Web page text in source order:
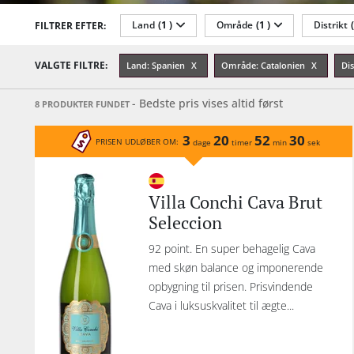
til
FILTRER EFTER: Land (1 ) Område (1 ) Distrikt
Årgang Sødmegrad Tannin
VALGTE FILTRE: Land: Spanien Område: Catalonien
8 PRODUKTER FUNDET - Bedste pris vises altid først
PRISEN UDLØBER OM: 3 dage 20 timer 52 min 30 sek
Villa Conchi Cava Brut
Seleccion
92 point. En super behagelig Cava
med skøn balance og imponerende
opbygning til prisen. Prisvindende
Cava i luksuskvalitet til ægte...